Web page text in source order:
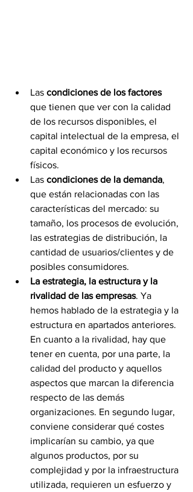
Las condiciones de los factores
que tienen que ver con la calidad
de los recursos disponibles, el
capital intelectual de la empresa, el
capital económico y los recursos
físicos.
Las condiciones de la demanda,
que están relacionadas con las
características del mercado: su
tamaño, los procesos de evolución,
las estrategias de distribución, la
cantidad de usuarios/clientes y de
posibles consumidores.
La estrategia, la estructura y la
rivalidad de las empresas. Ya
hemos hablado de la estrategia y la
estructura en apartados anteriores.
En cuanto a la rivalidad, hay que
tener en cuenta, por una parte, la
calidad del producto y aquellos
aspectos que marcan la diferencia
respecto de las demás
organizaciones. En segundo lugar,
conviene considerar qué costes
implicarían su cambio, ya que
algunos productos, por su
complejidad y por la infraestructura
utilizada, requieren un esfuerzo y